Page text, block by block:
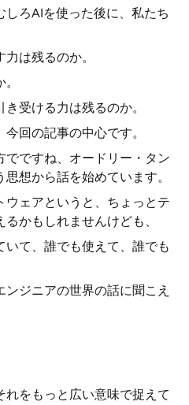
ろAIを使った後に、私たち
は残るのか。
受ける力は残るのか。
回の記事の中心です。
でですね、オードリー・タン
想から話を始めています。
ウェアというと、ちょっとテ
かもしれませんけども、
いて、誰でも使えて、誰でも
ジニアの世界の話に聞こえ
をもっと広い意味で捉えて